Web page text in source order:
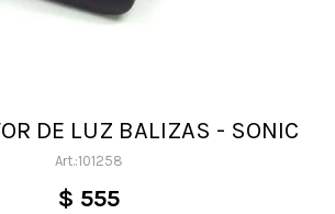
DE LUZ BALIZAS - SONIC
101258
$ 555